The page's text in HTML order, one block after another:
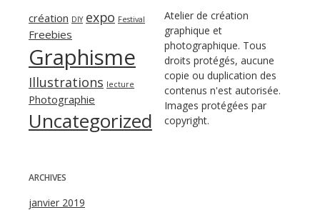
création DIY expo Festival
Freebies
Graphisme
Illustrations lecture
Photographie
Uncategorized
Atelier de création
graphique et
photographique. Tous
droits protégés, aucune
copie ou duplication des
contenus n'est autorisée.
Images protégées par
copyright.
ARCHIVES
janvier 2019